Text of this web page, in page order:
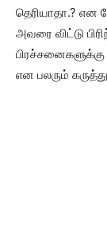
தெரியாதா.? என
அவரை விட்டு
பிரச்சனைகளுக்கு
என பலரும் கருத்து